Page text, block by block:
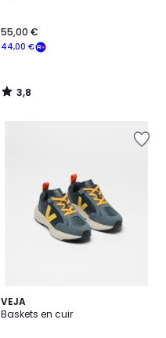
44,00 €
55,00 €
3,8
/
VEJA
Baskets en cuir